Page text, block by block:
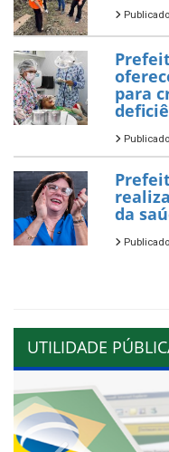
para
da
UTILIDADE